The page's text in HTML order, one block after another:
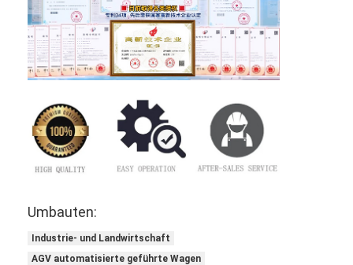
Umbauten:
Industrie- und Landwirtschaft
AGV automatisierte geführte Wagen